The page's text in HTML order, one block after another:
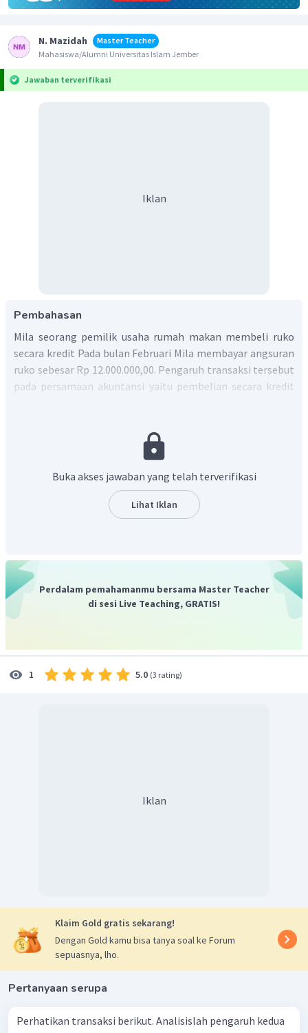
N. Mazidah
Master Teacher
Mahasiswa/Alumni Universitas Islam Jember
Jawaban terverifikasi
Iklan
Pembahasan
Mila seorang pemilik usaha rumah makan membeli ruko
secara kredit Pada bulan Februari Mila membayar angsuran
ruko sebesar Rp 12.000.000,00. Pengaruh transaksi tersebut
pada persamaan akuntansi yaitu pembelian secara kredit
(-) Rp12.000.000,00 dan gedung (+) Rp 12.000.000,00.
Jadi, jawaban yang tepat adalah piihan A.
Buka akses jawaban yang telah terverifikasi
Lihat Iklan
Perdalam pemahamanmu bersama Master Teacher
di sesi Live Teaching, GRATIS!
1 5.0 (3 rating)
Iklan
Klaim Gold gratis sekarang!
Dengan Gold kamu bisa tanya soal ke Forum
sepuasnya, lho.
Pertanyaan serupa
Perhatikan transaksi berikut. Analisislah pengaruh kedua